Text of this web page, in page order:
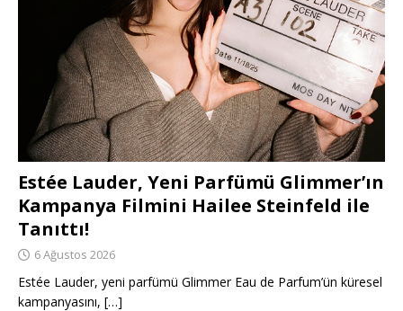
Estée Lauder, Yeni Parfümü Glimmer’ın
Kampanya Filmini Hailee Steinfeld ile
Tanıttı!
6 Ağustos 2026
Estée Lauder, yeni parfümü Glimmer Eau de Parfum’ün küresel
kampanyasını, […]